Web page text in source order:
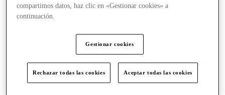
compartimos datos, haz clic en «Gestionar cookies» a
continuación.
Gestionar cookies
Rechazar todas las cookies Aceptar todas las cookies